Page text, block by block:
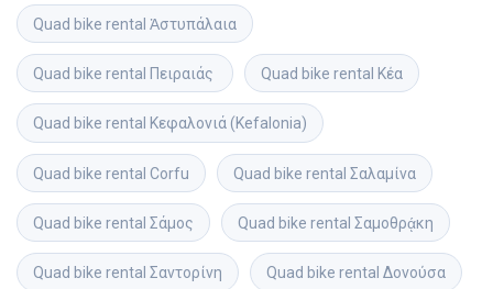
Quad bike rental Ἀστυπάλαια
Quad bike rental Πειραιάς Quad bike rental Κέα
Quad bike rental Κεφαλονιά (Kefalonia)
Quad bike rental Corfu Quad bike rental Σαλαμίνα
Quad bike rental Σάμος Quad bike rental Σαμοθρᾴκη
Quad bike rental Σαντορίνη Quad bike rental Δονούσα